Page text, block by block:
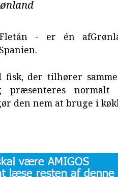
- er én
der tilhører
præsenteres normalt
den nem at bruge i